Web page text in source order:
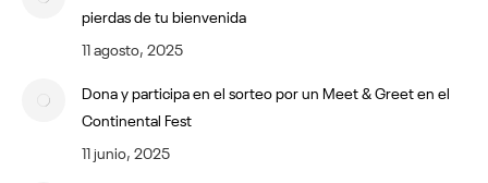
pierdas de tu bienvenida
11 agosto, 2025
Dona y participa en el sorteo por un Meet & Greet en el
Continental Fest
11 junio, 2025